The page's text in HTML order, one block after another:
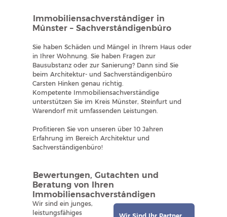
Immobiliensachverständiger in
Münster – Sachverständigenbüro
Sie haben Schäden und Mängel in Ihrem Haus oder
in Ihrer Wohnung. Sie haben Fragen zur
Bausubstanz oder zur Sanierung? Dann sind Sie
beim Architektur- und Sachverständigenbüro
Carsten Hinken genau richtig.
Kompetente Immobiliensachverständige
unterstützen Sie im Kreis Münster, Steinfurt und
Warendorf mit umfassenden Leistungen.
Profitieren Sie von unseren über 10 Jahren
Erfahrung im Bereich Architektur und
Sachverständigenbüro!
Bewertungen, Gutachten und
Beratung von Ihren
Immobiliensachverständigen
Wir sind ein junges,
leistungsfähiges